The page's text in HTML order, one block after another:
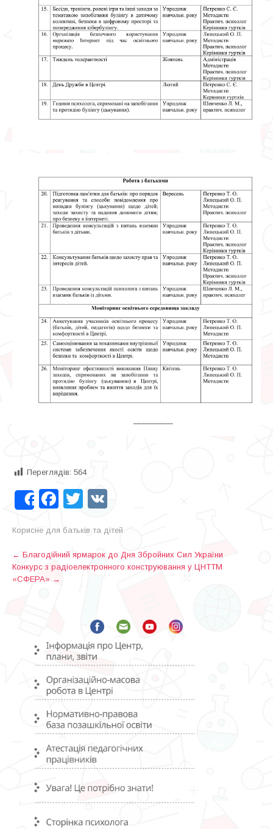
Переглядів: 564
ShareFacebook
Twitter
Корисне для батьків та дітей
P
o
s
← Благодійний ярмарок до Дня Збройних Сил України
Конкурс з радіоелектронного конструювання у ЦНТТМ
«СФЕРА» →